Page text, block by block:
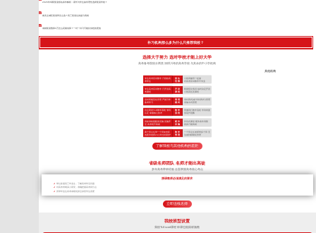
2026年绵阳复读报名条件解析：家长与学生如何理性选择复读学校？
南充主城区复读班怎么选？高三复读生的提分真相
成都复读预算3万怎么花最划算？一对一补习可能比你想的更值
补习机构那么多为什么只推荐我校？
选择大于努力 选对学校才能上好大学
高考备考院校分两类 深耕川考的高考学校 与其余的中小学机构
其他机构
专注高考应试教学 只招收高
考学生
招 生
范 围
小初高辅导一起做
对高考应试教学不专业
专注高考应试教学 只开设高
考课程
开 设
课 程
根据招生情况 临时决定开设
小初高任意课程
全封闭规范化管理 严抓日常
备考学习
管 理
模 式
非封闭式(或“半封闭式”)管理
非集中式管理
自主研发TLE教学系统 专利
认证 掌握核心技术
教 学
流 程
照搬同行教学流程 学到表面
依葫芦画瓢
高标准校园配套设施 设施齐
全 高考绝不将就
硬 件
设 施
作坊式课堂 硬件条件局限
很多只能将就
两个班主任带一个班加专职
的夜班老师24小时全程陪护
教 学
管 理
一个班主任老师带多个班 无
法做到精细化管理
了解我校与其他机构的差距
省级名师团队 名师才能出高徒
多年高考带班经验 全面掌握高考核心考点
授课教师必须满足的要求
带过多届高三毕业生，了解高考常见问题
对高考考纲深入研究，准确把握高考得分点
所带毕业生高考成绩优异且深受学生喜爱
立即连线名师
我校班型设置
我校TLEscort课程 班课也能因材施教